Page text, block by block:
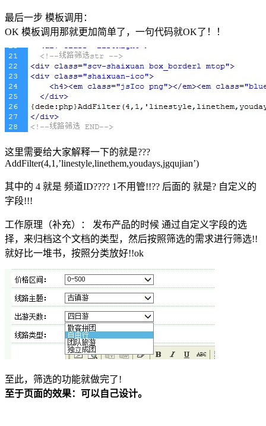
最后一步 模板调用：
OK 模板调用那就更加简单了，一句代码就OK了！！
这里需要给大家解释一下的就是???
AddFilter(4,1,’linestyle,linethem,youdays,jgqujian’)
其中的 4 就是 频道ID???? 1不用管!!?? 后面的 就是? 自定义的
字段!!!
工作原理（补充）： 发布产品的时候 通过自定义字段的选
择，来归档这个文档的类型，然后按照筛选的需求进行筛选!!
就好比一堆书，按照分类放好!!ok
至此，筛选的功能就做完了!
至于页面的效果：可以自己设计。